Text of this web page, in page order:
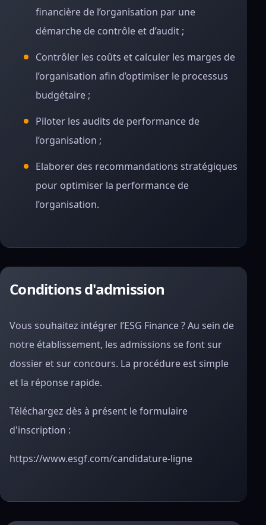
financière de l’organisation par une
démarche de contrôle et d’audit ;
Contrôler les coûts et calculer les marges de
l’organisation afin d’optimiser le processus
budgétaire ;
Piloter les audits de performance de
l’organisation ;
Elaborer des recommandations stratégiques
pour optimiser la performance de
l’organisation.
Conditions d'admission
Vous souhaitez intégrer l’ESG Finance ? Au sein de
notre établissement, les admissions se font sur
dossier et sur concours. La procédure est simple
et la réponse rapide.
Téléchargez dès à présent le formulaire
d'inscription :
https://www.esgf.com/candidature-ligne